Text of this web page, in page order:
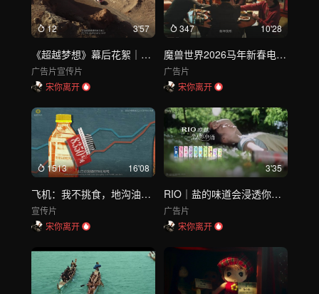
12 3'57
《超越梦想》幕后花絮｜致敬每一份热血瞬间
广告片宣传片
宋你离开
347 10'28
魔兽世界2026马年新春电影《身边故事：帖子》
广告片
宋你离开
1513 16'08
飞机：我不挑食，地沟油也吃
宣传片
宋你离开
3'35
RIO｜盐的味道会浸透你的夏日时光
广告片
宋你离开